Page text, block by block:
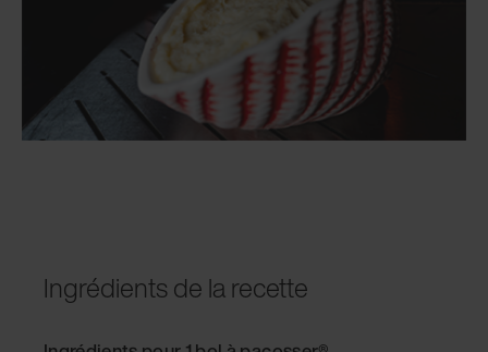
Ingrédients de la recette